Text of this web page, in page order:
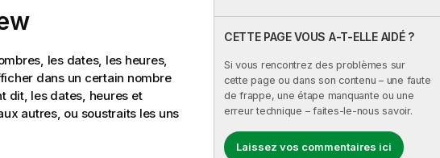
CETTE PAGE VOUS A-T-ELLE AIDÉ ?
Si vous rencontrez des problèmes sur
cette page ou dans son contenu – une faute
de frappe, une étape manquante ou une
erreur technique – faites-le-nous savoir.
Laissez vos commentaires ici
les dates, les heures,
dans un certain nombre
dit, les dates, heures et
autres, ou soustraits les uns